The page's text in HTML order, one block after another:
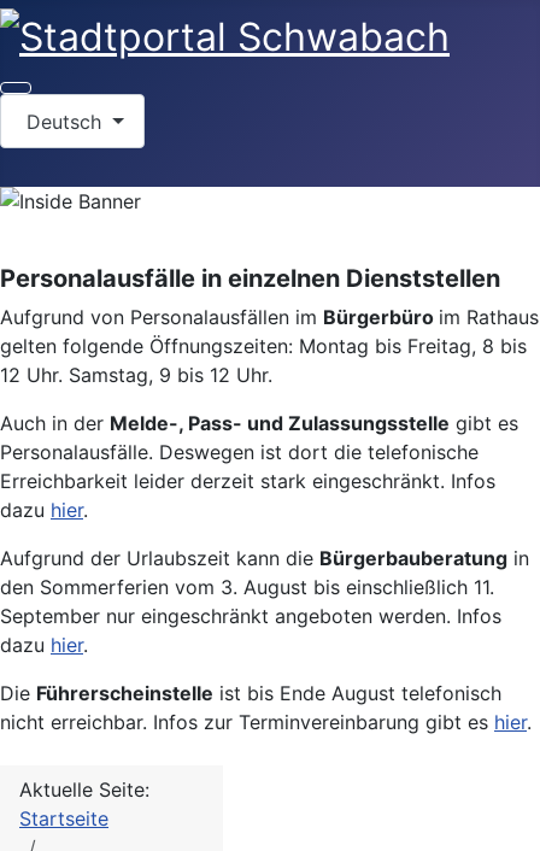
Deutsch
Personalausfälle in einzelnen Dienststellen
Aufgrund von Personalausfällen im Bürgerbüro im Rathaus
gelten folgende Öffnungszeiten: Montag bis Freitag, 8 bis
12 Uhr. Samstag, 9 bis 12 Uhr.
Auch in der Melde-, Pass- und Zulassungsstelle gibt es
Personalausfälle. Deswegen ist dort die telefonische
Erreichbarkeit leider derzeit stark eingeschränkt. Infos
dazu hier.
Aufgrund der Urlaubszeit kann die Bürgerbauberatung in
den Sommerferien vom 3. August bis einschließlich 11.
September nur eingeschränkt angeboten werden. Infos
dazu hier.
Die Führerscheinstelle ist bis Ende August telefonisch
nicht erreichbar. Infos zur Terminvereinbarung gibt es hier.
Aktuelle Seite:
Startseite